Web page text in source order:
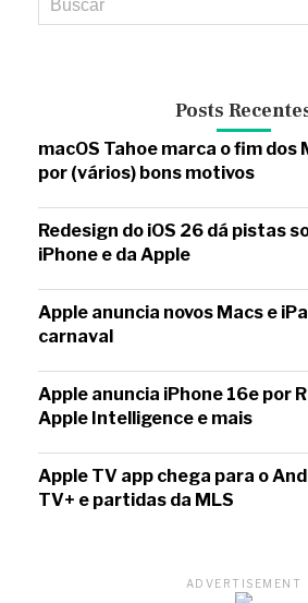
Posts
macOS Tahoe marca o fim dos
por (vários) bons motivos
Redesign do iOS 26 dá pistas
iPhone e da Apple
Apple anuncia novos Macs e
carnaval
Apple anuncia iPhone 16e por
Apple Intelligence e mais
Apple TV app chega para o
TV+ e partidas da MLS
ADVERTISEMENT